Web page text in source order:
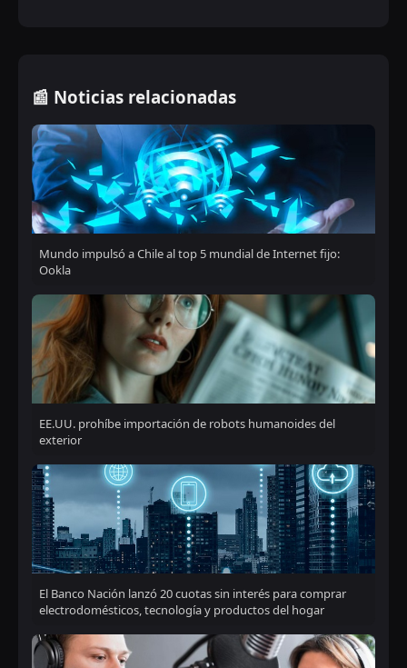
📰 Noticias relacionadas
Mundo impulsó a Chile al top 5 mundial de Internet fijo:
Ookla
EE.UU. prohíbe importación de robots humanoides del
exterior
El Banco Nación lanzó 20 cuotas sin interés para comprar
electrodomésticos, tecnología y productos del hogar